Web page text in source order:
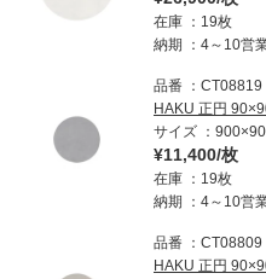
在庫
19枚
納期
4～10営
品番
CT08819
HAKU 正円
サイズ
¥11,400/枚
在庫
19枚
納期
4～10営
品番
CT08809
HAKU 正円